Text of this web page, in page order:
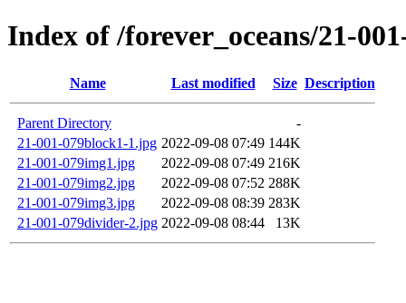
Index of /forever_oceans/21-
Name Last modified Size Description
Parent Directory
-
21-001-079block1-1.jpg 2022-09-08 07:49 144K
21-001-079img1.jpg
2022-09-08 07:49 216K
21-001-079img2.jpg
2022-09-08 07:52 288K
21-001-079img3.jpg
2022-09-08 08:39 283K
21-001-079divider-2.jpg 2022-09-08 08:44 13K